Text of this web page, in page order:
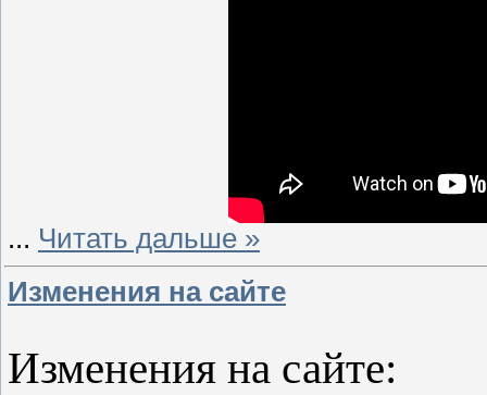
... Читать дальше »
Изменения на сайте
Изменения на сайте: